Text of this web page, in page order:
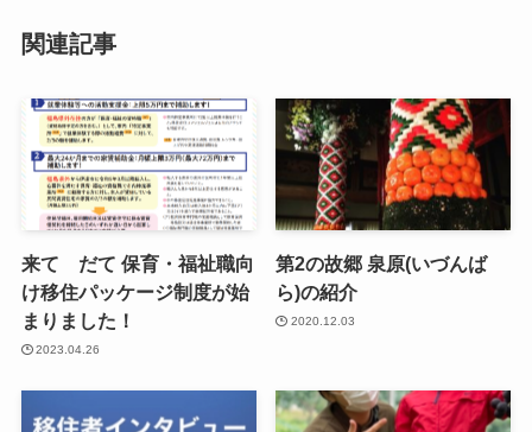
関連記事
来て だて 保育・福祉職向
け移住パッケージ制度が始
まりました！
2023.04.26
第2の故郷 泉原(いづんば
ら)の紹介
2020.12.03